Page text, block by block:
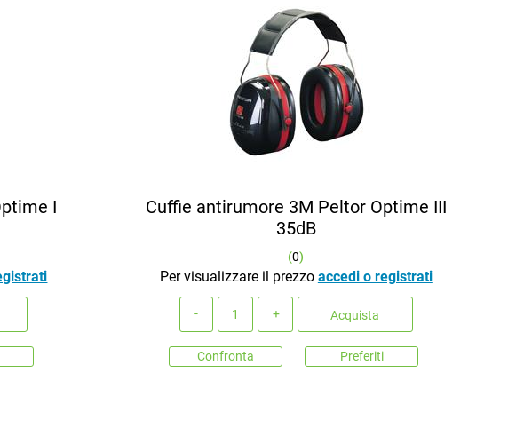
I
Cuffie antirumore 3M Peltor Optime III
35dB
(0)
Per visualizzare il prezzo accedi o registrati
Acquista
Confronta Preferiti